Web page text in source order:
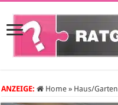
ANZEIGE: Home » Haus/Garten